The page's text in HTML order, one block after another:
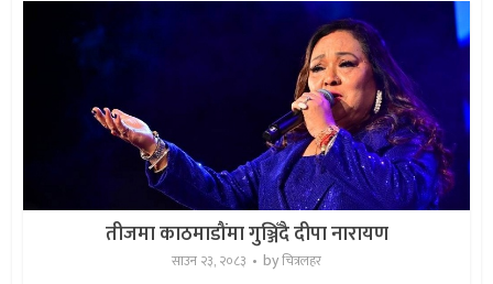
तीजमा काठमाडौंमा गुञ्जिँदै दीपा नारायण
साउन २३, २०८३ byचित्रलहर